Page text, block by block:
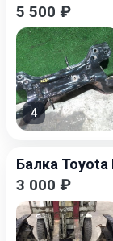
5 500 ₽
4
Балка Toyota
3 000 ₽